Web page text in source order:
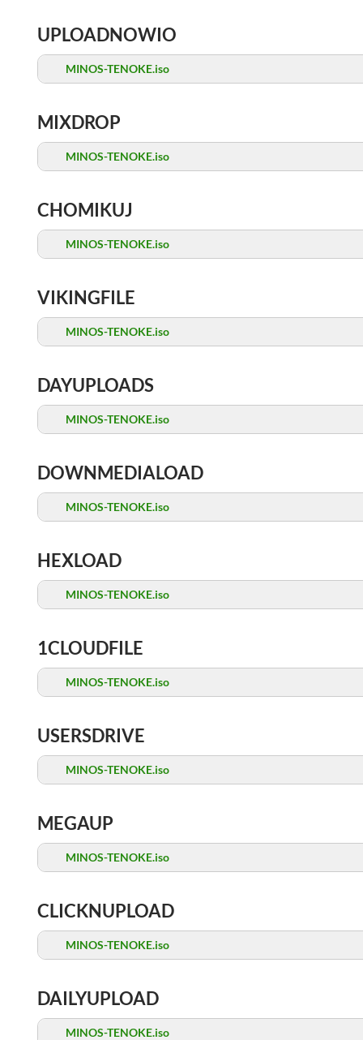
UPLOADNOWIO
MINOS-TENOKE.iso
MIXDROP
MINOS-TENOKE.iso
CHOMIKUJ
MINOS-TENOKE.iso
VIKINGFILE
MINOS-TENOKE.iso
DAYUPLOADS
MINOS-TENOKE.iso
DOWNMEDIALOAD
MINOS-TENOKE.iso
HEXLOAD
MINOS-TENOKE.iso
1CLOUDFILE
MINOS-TENOKE.iso
USERSDRIVE
MINOS-TENOKE.iso
MEGAUP
MINOS-TENOKE.iso
CLICKNUPLOAD
MINOS-TENOKE.iso
DAILYUPLOAD
MINOS-TENOKE.iso